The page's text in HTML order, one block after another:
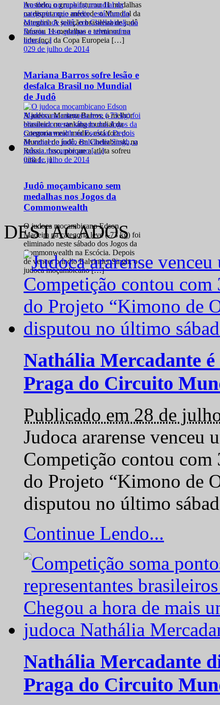
Ao todo, o grupo faturou 11 medalhas
na disputa que antecede o Mundial da
categoria A seleção brasileira de judô
faturou 11 medalhas e terminou na
liderança da Copa Europeia […]
029 de julho de 2014
Mariana Barros sofre lesão e
desfalca Brasil no Mundial
de Judô
A judoca Mariana Barros, a melhor
brasileira no ranking mundial da
categoria meio médio, está fora do
Mundial de judô, em Cheliabinsk, na
Rússia. Isso, porque a atleta sofreu
uma […]
028 de julho de 2014
Judô moçambicano sem
medalhas nos Jogos da
Commonwealth
O judoca moçambicano Edson
Madeira na categoria leve (-73 kg) foi
eliminado neste sábado dos Jogos da
Commonwealth na Escócia. Depois
de vencer o índio Balvinder Singh, o
judoca moçambicano […]
DESTACADOS
Nathália Mercadante
Praga do Circuito
Publicado em 28 de
Judoca ararense venceu
Competição contou com
do Projeto “Kimono de
disputou no último
Continue Lendo...
Nathália Mercadante
Praga do Circuito